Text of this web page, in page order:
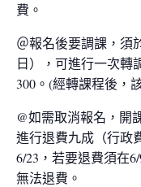
費。
＠報名後要調課，須
日），可進行一次轉
300。(經轉課程後，
@如需取消報名，開
進行退費九成（行政
6/23，若要退費須在
無法退費。